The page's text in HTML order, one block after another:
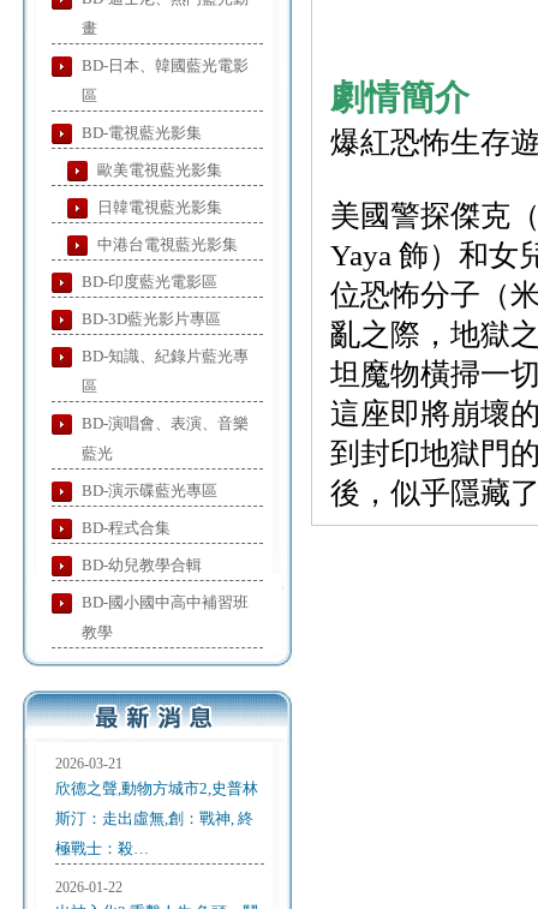
畫
BD-日本、韓國藍光電影
區
BD-電視藍光影集
歐美電視藍光影集
日韓電視藍光影集
中港台電視藍光影集
BD-印度藍光電影區
BD-3D藍光影片專區
BD-知識、紀錄片藍光專
區
BD-演唱會、表演、音樂
藍光
BD-演示碟藍光專區
BD-程式合集
BD-幼兒教學合輯
BD-國小國中高中補習班
教學
2026-03-21
欣德之聲,動物方城市2,史普林
斯汀：走出虛無,創：戰神, 終
極戰士：殺…
2026-01-22
劇情簡介
爆紅恐怖生存
美國警探傑克
Yaya 飾）和女
位恐怖分子（
亂之際，地獄
坦魔物橫掃一
這座即將崩壞
到封印地獄門
後，似乎隱藏